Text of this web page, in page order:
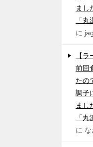
まし
「
に
【ラ
前回
たの
調子
まし
「
に